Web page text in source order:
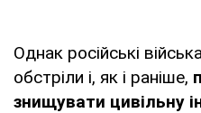
Однак російські
обстріли і, як і раніше,
знищувати цивільну